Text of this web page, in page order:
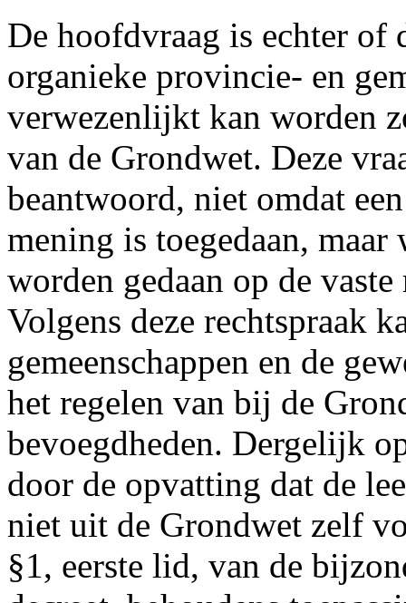
De hoofdvraag is echter of
organieke provincie- en
verwezenlijkt kan worden
van de Grondwet. Deze
beantwoord, niet omdat
mening is toegedaan, maar
worden gedaan op de
Volgens deze rechtspraak
gemeenschappen en de
het regelen van bij de
bevoegdheden. Dergelijk
door de opvatting dat de
niet uit de Grondwet zelf
§1, eerste lid, van de